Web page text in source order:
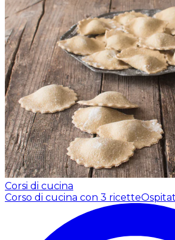
Corsi di cucina
Corso di cucina con 3 ricette